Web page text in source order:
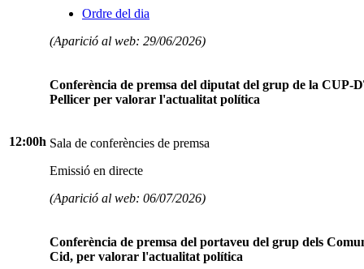
Ordre del dia
(Aparició al web: 29/06/2026)
12:00h
Conferència de premsa del diputat del grup de la CUP-
Pellicer per valorar l'actualitat política
Sala de conferències de premsa
Emissió en directe
(Aparició al web: 06/07/2026)
Conferència de premsa del portaveu del grup dels
Cid, per valorar l'actualitat política